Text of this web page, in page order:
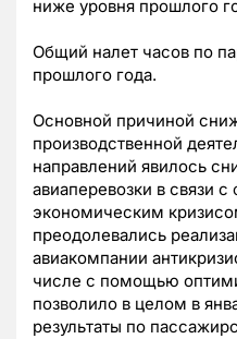
ниже уровня прошлого
Общий налет часов по
прошлого года.
Основной причиной
производственной
направлений явилось
авиаперевозки в связи
экономическим
преодолевались
авиакомпании
числе с помощью
позволило в целом в
результаты по